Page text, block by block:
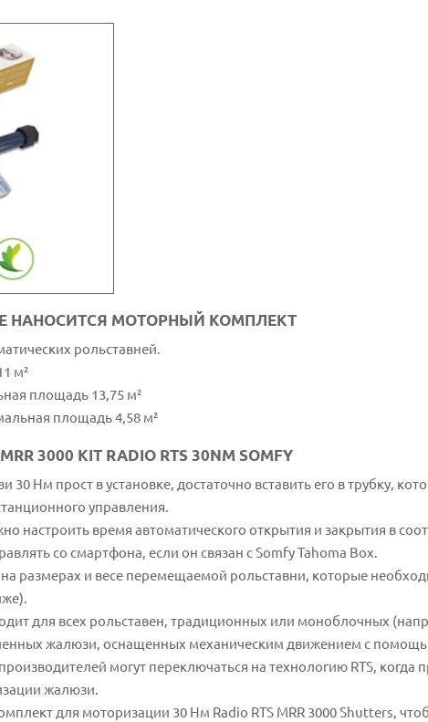
НАНОСИТСЯ МОТОРНЫЙ КОМПЛЕКТ
рольставней.
м²
площадь 13,75 м²
площадь 4,58 м²
KIT RADIO RTS 30NM SOMFY
Нм прост в установке, достаточно вставить его в трубку,
управления.
настроить время автоматического открытия и закрытия в
со смартфона, если он связан с Somfy Tahoma Box.
размерах и весе перемещаемой рольставни, которые
для всех рольставен, традиционных или моноблочных
жалюзи, оснащенных механическим движением с
могут переключаться на технологию RTS, когда
жалюзи.
для моторизации 30 Нм Radio RTS MRR 3000 Shutters,